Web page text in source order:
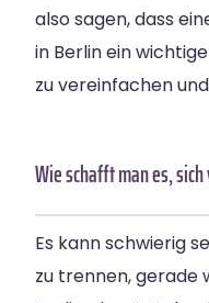
also sagen, dass
in Berlin ein
zu vereinfachen
Wie schafft man es,
Es kann schwierig
zu trennen, gerade